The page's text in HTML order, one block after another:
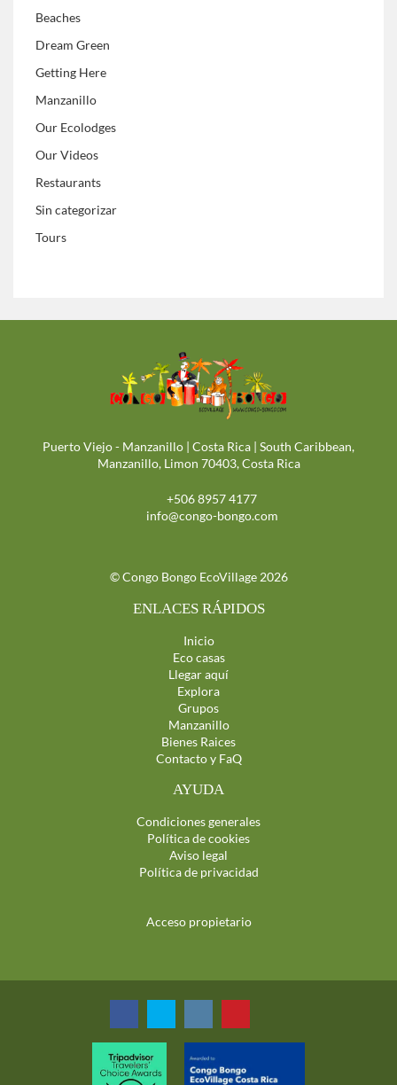
Beaches
Dream Green
Getting Here
Manzanillo
Our Ecolodges
Our Videos
Restaurants
Sin categorizar
Tours
Puerto Viejo - Manzanillo | Costa Rica | South Caribbean,
Manzanillo, Limon 70403, Costa Rica
+506 8957 4177
info@congo-bongo.com
© Congo Bongo EcoVillage 2026
ENLACES RÁPIDOS
Inicio
Eco casas
Llegar aquí
Explora
Grupos
Manzanillo
Bienes Raices
Contacto y FaQ
AYUDA
Condiciones generales
Política de cookies
Aviso legal
Política de privacidad
Acceso propietario